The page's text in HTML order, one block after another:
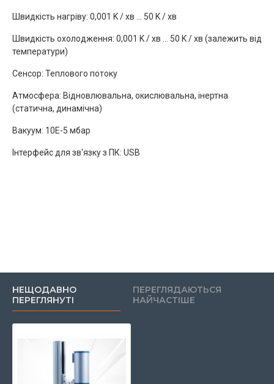
Швидкість нагріву: 0,001 K / хв ... 50 K / хв
Швидкість охолодження: 0,001 K / хв ... 50 K / хв (залежить від
температури)
Сенсор: Теплового потоку
Атмосфера: Відновлювальна, окислювальна, інертна
(статична, динамічна)
Вакуум: 10E-5 мбар
Інтерфейс для зв'язку з ПК: USB
НЕЩОДАВНО
ПЕРЕГЛЯНУТІ
ПЕРЕГЛЯДАЮТЬСЯ
НАЙЧАСТІШЕ